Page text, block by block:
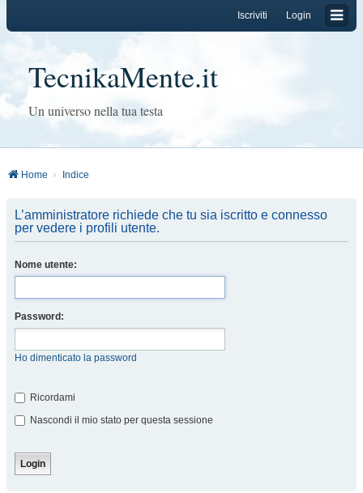
Login
Iscriviti
TecnikaMente.it
Un universo nella tua testa
Home Indice
L’amministratore richiede che tu sia iscritto e connesso
per vedere i profili utente.
Nome utente:
Password:
Ho dimenticato la password
Ricordami
Nascondi il mio stato per questa sessione